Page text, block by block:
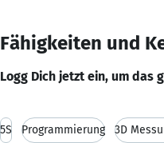
Fähigkeiten und
Logg Dich jetzt ein, um das
5S Programmierung 3D